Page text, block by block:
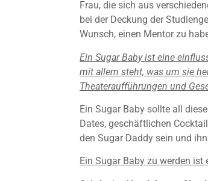
Frau, die sich aus
bei der Deckung der
Wunsch, einen Mentor zu
Ein Sugar Baby ist eine
mit allem steht, was um sie
Theateraufführungen und
Ein Sugar Baby sollte all
Dates, geschäftlichen
den Sugar Daddy sein und
Ein Sugar Baby zu werden